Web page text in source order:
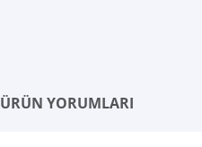
ÜRÜN YORUMLARI